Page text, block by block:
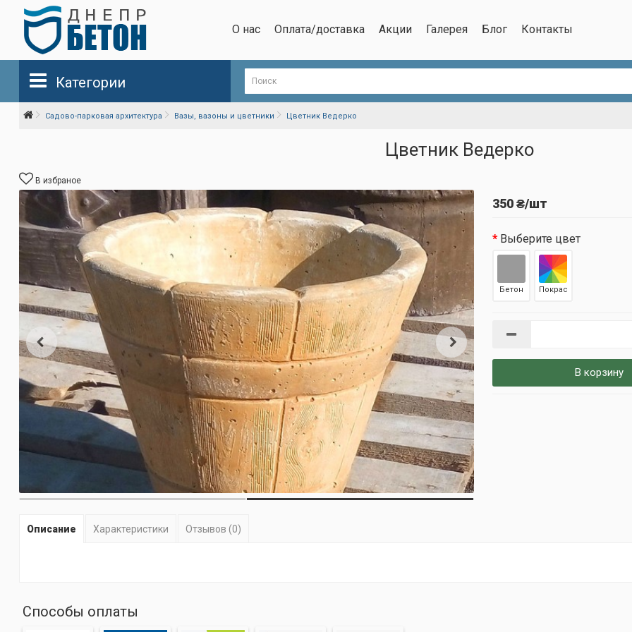
О нас Оплата/доставка Акции Галерея Блог Контакты
Категории
Садово-парковая архитектура Вазы, вазоны и цветники Цветник Ведерко
Цветник Ведерко
В избраное
350 ₴/шт
Выберите цвет
Бетон Покрас
В корзину
Описание Характеристики Отзывов (0)
Способы оплаты